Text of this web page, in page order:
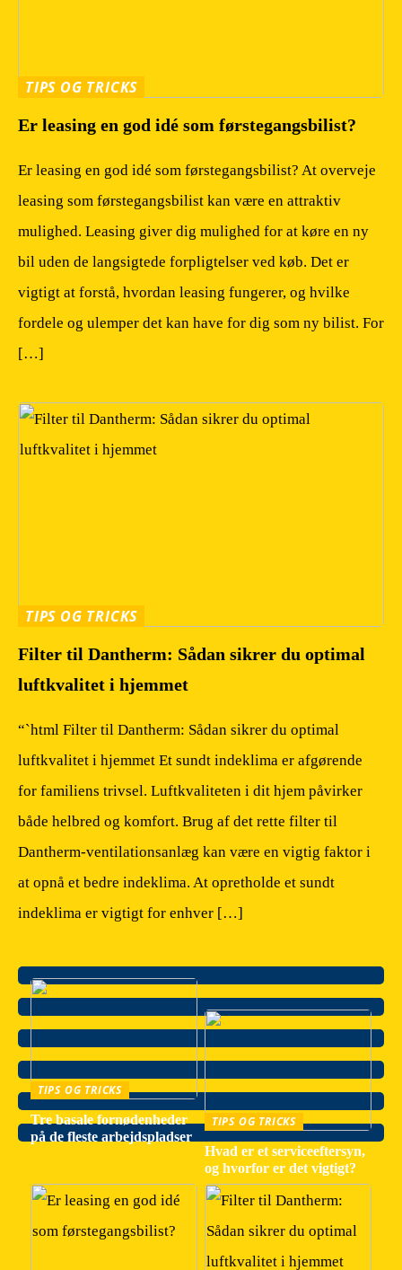
TIPS OG TRICKS
Er leasing en god idé som førstegangsbilist?
Er leasing en god idé som førstegangsbilist? At overveje
leasing som førstegangsbilist kan være en attraktiv
mulighed. Leasing giver dig mulighed for at køre en ny
bil uden de langsigtede forpligtelser ved køb. Det er
vigtigt at forstå, hvordan leasing fungerer, og hvilke
fordele og ulemper det kan have for dig som ny bilist. For
[…]
TIPS OG TRICKS
Filter til Dantherm: Sådan sikrer du optimal
luftkvalitet i hjemmet
“`html Filter til Dantherm: Sådan sikrer du optimal
luftkvalitet i hjemmet Et sundt indeklima er afgørende
for familiens trivsel. Luftkvaliteten i dit hjem påvirker
både helbred og komfort. Brug af det rette filter til
Dantherm-ventilationsanlæg kan være en vigtig faktor i
at opnå et bedre indeklima. At opretholde et sundt
indeklima er vigtigt for enhver […]
TIPS OG TRICKS
Tre basale fornødenheder
på de fleste arbejdspladser
TIPS OG TRICKS
Hvad er et serviceeftersyn,
og hvorfor er det vigtigt?